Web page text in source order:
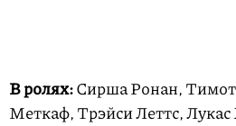
В ролях:Сирша Ронан,
Меткаф, Трэйси Леттс,